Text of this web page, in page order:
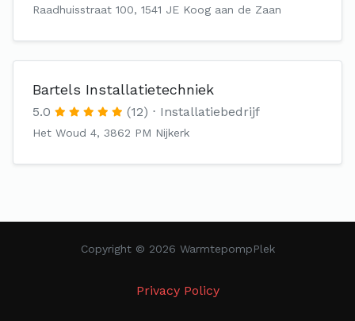
Raadhuisstraat 100, 1541 JE Koog aan de Zaan
Bartels Installatietechniek
5.0 (12) Installatiebedrijf
Het Woud 4, 3862 PM Nijkerk
Copyright © 2026 WarmtepompPlek
Privacy Policy